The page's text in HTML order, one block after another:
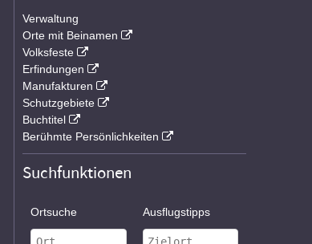
Verwaltung
Orte mit Beinamen
Volksfeste
Erfindungen
Manufakturen
Schutzgebiete
Buchtitel
Berühmte Persönlichkeiten
Suchfunktionen
Ortsuche Ausflugstipps